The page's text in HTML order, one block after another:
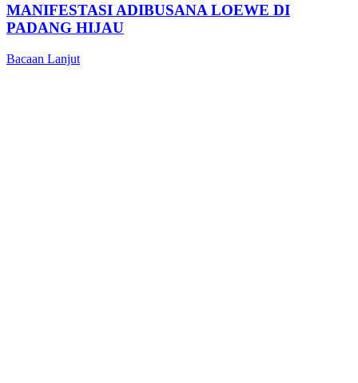
MANIFESTASI ADIBUSANA LOEWE DI
PADANG HIJAU
Bacaan Lanjut